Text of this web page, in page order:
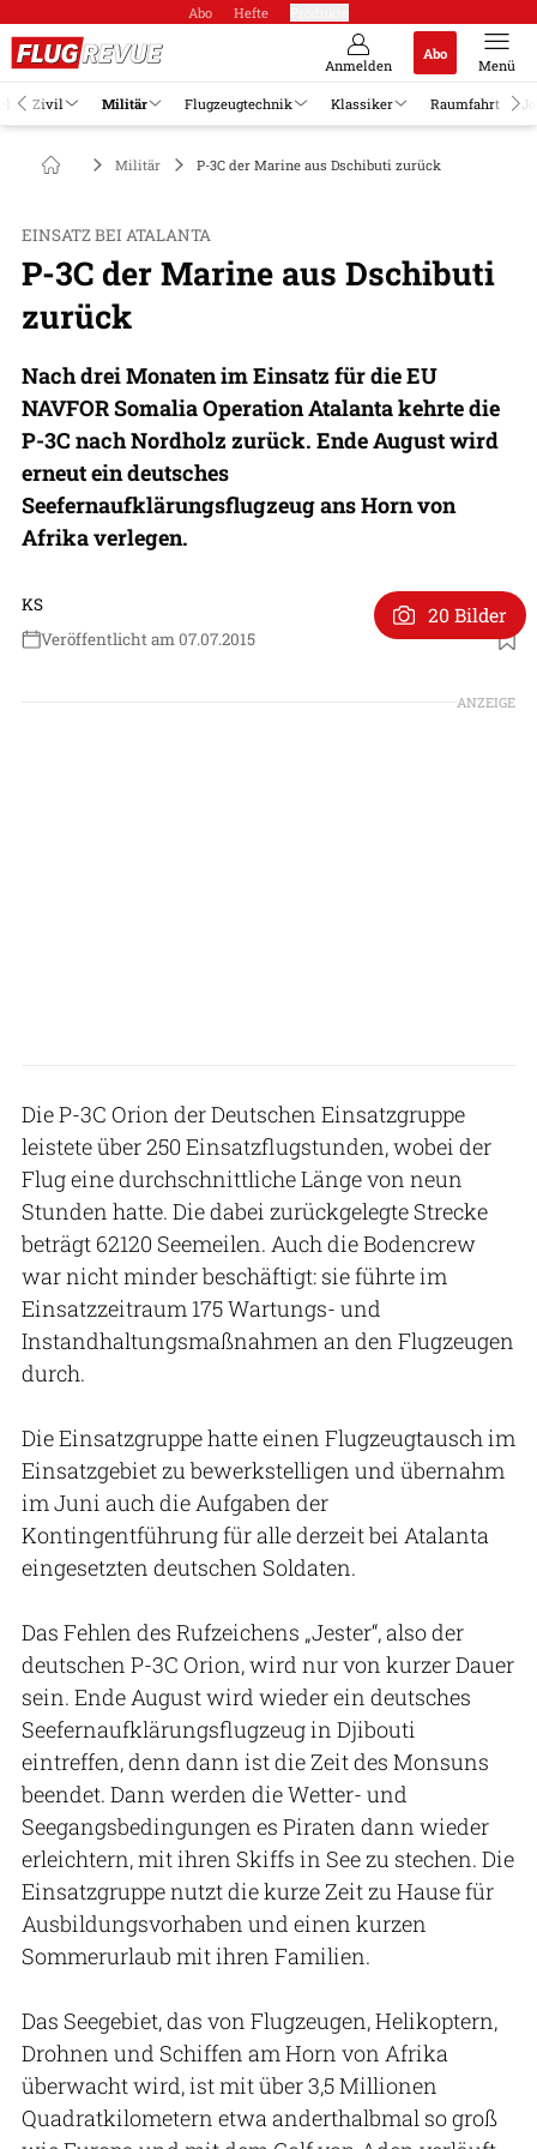
Abo Hefte
Anmelden
Abo
Menü
Zivil Militär Flugzeugtechnik Klassiker Raumfahrt
Militär P-3C der Marine aus Dschibuti zurück
EINSATZ BEI ATALANTA
P-3C der Marine aus Dschibuti
zurück
Nach drei Monaten im Einsatz für die EU
NAVFOR Somalia Operation Atalanta kehrte die
P-3C nach Nordholz zurück. Ende August wird
erneut ein deutsches
Seefernaufklärungsflugzeug ans Horn von
Afrika verlegen.
KS
Veröffentlicht am 07.07.2015
20 Bilder
ANZEIGE
Die P-3C Orion der Deutschen Einsatzgruppe
leistete über 250 Einsatzflugstunden, wobei der
Flug eine durchschnittliche Länge von neun
Stunden hatte. Die dabei zurückgelegte Strecke
beträgt 62120 Seemeilen. Auch die Bodencrew
war nicht minder beschäftigt: sie führte im
Einsatzzeitraum 175 Wartungs- und
Instandhaltungsmaßnahmen an den Flugzeugen
durch.
Die Einsatzgruppe hatte einen Flugzeugtausch im
Einsatzgebiet zu bewerkstelligen und übernahm
im Juni auch die Aufgaben der
Kontingentführung für alle derzeit bei Atalanta
eingesetzten deutschen Soldaten.
Das Fehlen des Rufzeichens „Jester“, also der
deutschen P-3C Orion, wird nur von kurzer Dauer
sein. Ende August wird wieder ein deutsches
Seefernaufklärungsflugzeug in Djibouti
eintreffen, denn dann ist die Zeit des Monsuns
beendet. Dann werden die Wetter- und
Seegangsbedingungen es Piraten dann wieder
erleichtern, mit ihren Skiffs in See zu stechen. Die
Einsatzgruppe nutzt die kurze Zeit zu Hause für
Ausbildungsvorhaben und einen kurzen
Sommerurlaub mit ihren Familien.
Das Seegebiet, das von Flugzeugen, Helikoptern,
Drohnen und Schiffen am Horn von Afrika
überwacht wird, ist mit über 3,5 Millionen
Quadratkilometern etwa anderthalbmal so groß